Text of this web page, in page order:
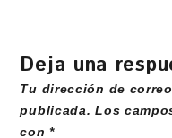
Deja una
Tu dirección de
publicada. Los
con*